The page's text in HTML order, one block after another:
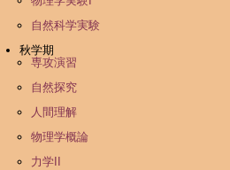
自然科学実験
秋学期
専攻演習
自然探究
人間理解
物理学概論
力学II